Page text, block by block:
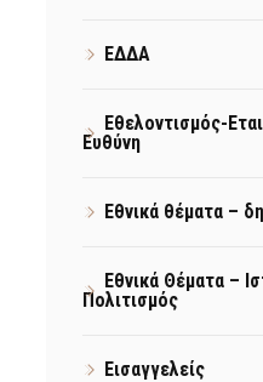
ΕΔΔΑ
Εθελοντισμός-
Ευθύνη
Εθνικά θέματα –
Εθνικά Θέματα –
Πολιτισμός
Εισαγγελείς